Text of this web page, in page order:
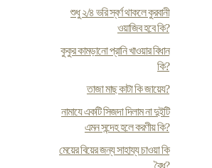
শুধু ২/৪ ভরি স্বর্ণ থাকলে কুরবানী
ওয়াজিব হবে কি?
কুকুর কামড়ানো প্রানি খাওয়ার বিধান
কি?
তাজা মাছ কাটা কি জায়েয?
নামাযে একটি সিজদা দিলাম না দুইটি
এমন সন্দেহ হলে করণীয় কি?
মেয়ের বিয়ের জন্য সাহায্য চাওয়া কি
বৈধ?